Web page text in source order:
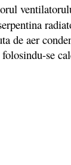
aer
se